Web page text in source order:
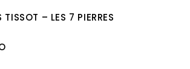
TISSOT – LES 7 PIERRES